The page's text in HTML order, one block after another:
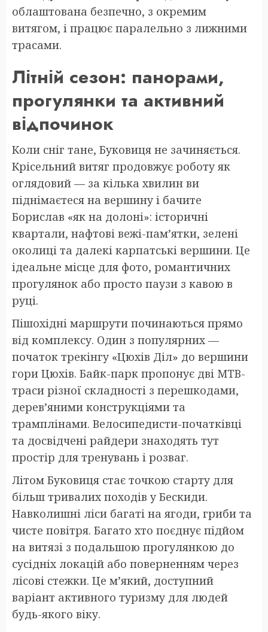
облаштована безпечно, з окремим
витягом, і працює паралельно з лижними
трасами.
Літній сезон: панорами,
прогулянки та активний
відпочинок
Коли сніг тане, Буковиця не зачиняється.
Крісельний витяг продовжує роботу як
оглядовий — за кілька хвилин ви
піднімаєтеся на вершину і бачите
Борислав «як на долоні»: історичні
квартали, нафтові вежі-пам’ятки, зелені
околиці та далекі карпатські вершини. Це
ідеальне місце для фото, романтичних
прогулянок або просто паузи з кавою в
руці.
Пішохідні маршрути починаються прямо
від комплексу. Один з популярних —
початок трекінгу «Цюхів Діл» до вершини
гори Цюхів. Байк-парк пропонує дві MTB-
траси різної складності з перешкодами,
дерев’яними конструкціями та
трамплінами. Велосипедисти-початківці
та досвідчені райдери знаходять тут
простір для тренувань і розваг.
Літом Буковиця стає точкою старту для
більш тривалих походів у Бескиди.
Навколишні ліси багаті на ягоди, гриби та
чисте повітря. Багато хто поєднує підйом
на витязі з подальшою прогулянкою до
сусідніх локацій або поверненням через
лісові стежки. Це м’який, доступний
варіант активного туризму для людей
будь-якого віку.